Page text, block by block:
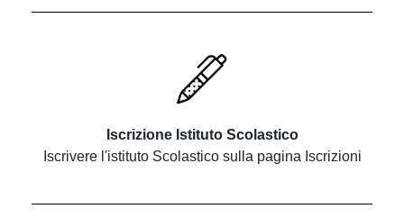
Iscrizione Istituto Scolastico
Iscrivere l'istituto Scolastico sulla pagina Iscrizioni